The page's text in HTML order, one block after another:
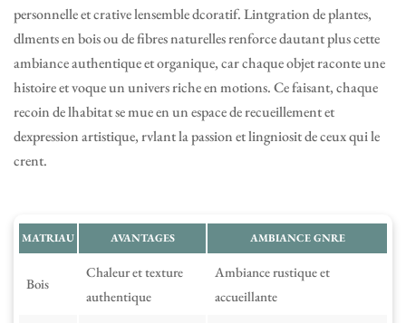
personnelle et crative lensemble dcoratif. Lintgration de plantes,
dlments en bois ou de fibres naturelles renforce dautant plus cette
ambiance authentique et organique, car chaque objet raconte une
histoire et voque un univers riche en motions. Ce faisant, chaque
recoin de lhabitat se mue en un espace de recueillement et
dexpression artistique, rvlant la passion et lingniosit de ceux qui le
crent.
MATRIAU AVANTAGES AMBIANCE GNRE
Bois
Chaleur et texture
authentique
Ambiance rustique et
accueillante